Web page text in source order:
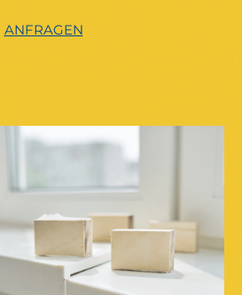
ANFRAGEN